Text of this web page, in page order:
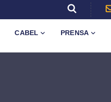
CABEL PRENSA